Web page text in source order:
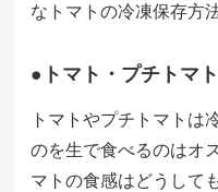
なトマトの冷凍保存方
●トマト・プチトマト
トマトやプチトマトは
のを生で食べるのはオ
マトの食感はどうして